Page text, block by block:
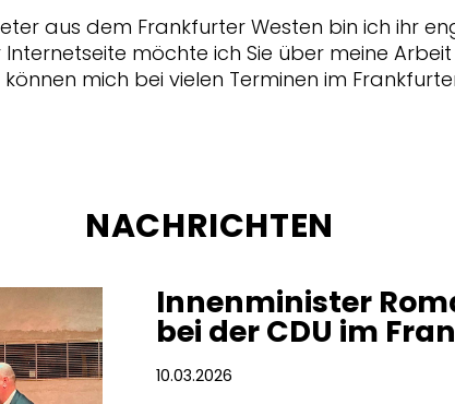
aus dem Frankfurter Westen bin ich ihr
möchte ich Sie über meine
mich bei vielen Terminen im
NACHRICHTEN
Innenminister
bei der CDU im
10.03.2026